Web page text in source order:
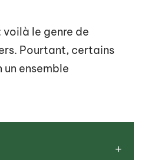
voilà le genre de
Pourtant, certains
ensemble